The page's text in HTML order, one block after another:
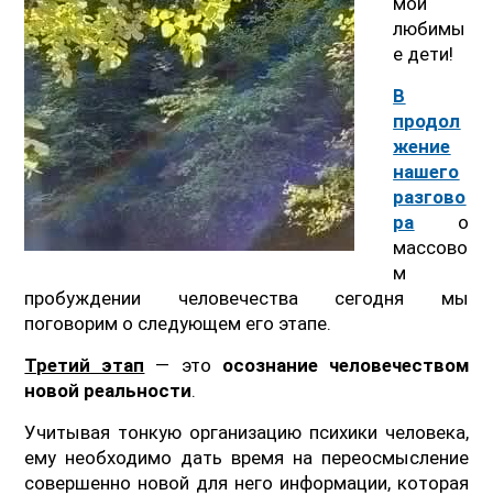
любимы
е дети!
В
продол
жение
нашего
разгово
ра о
массово
м
пробуждении человечества сегодня мы
поговорим о следующем его этапе.
Третий этап — это осознание человечеством
новой реальности.
Учитывая тонкую организацию психики человека,
ему необходимо дать время на переосмысление
совершенно новой для него информации, которая